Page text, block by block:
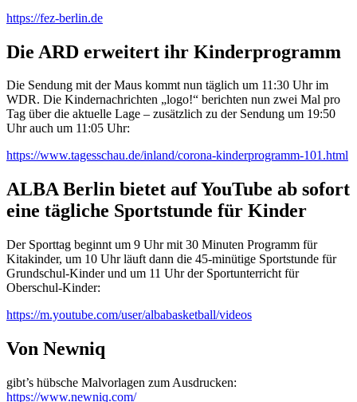
https://fez-berlin.de
Die ARD erweitert ihr Kinderprogramm
Die Sendung mit der Maus kommt nun täglich um 11:30 Uhr im
WDR. Die Kindernachrichten „logo!“ berichten nun zwei Mal pro
Tag über die aktuelle Lage – zusätzlich zu der Sendung um 19:50
Uhr auch um 11:05 Uhr:
https://www.tagesschau.de/inland/corona-kinderprogramm-101.html
ALBA Berlin bietet auf YouTube ab sofort
eine tägliche Sportstunde für Kinder
Der Sporttag beginnt um 9 Uhr mit 30 Minuten Programm für
Kitakinder, um 10 Uhr läuft dann die 45-minütige Sportstunde für
Grundschul-Kinder und um 11 Uhr der Sportunterricht für
Oberschul-Kinder:
https://m.youtube.com/user/albabasketball/videos
Von Newniq
gibt’s hübsche Malvorlagen zum Ausdrucken:
https://www.newniq.com/